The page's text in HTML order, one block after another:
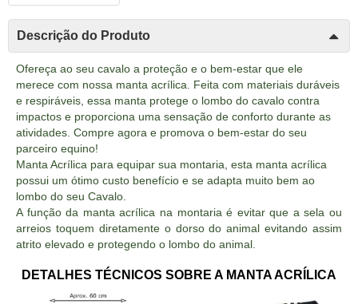
Descrição do Produto
Ofereça ao seu cavalo a proteção e o bem-estar que ele
merece com nossa manta acrílica. Feita com materiais duráveis
e respiráveis, essa manta protege o lombo do cavalo contra
impactos e proporciona uma sensação de conforto durante as
atividades. Compre agora e promova o bem-estar do seu
parceiro equino!
Manta Acrílica para equipar sua montaria, esta manta acrílica
possui um ótimo custo benefício e se adapta muito bem ao
lombo do seu Cavalo.
A função da manta acrílica na montaria é evitar que a sela ou
arreios toquem diretamente o dorso do animal evitando assim
atrito elevado e protegendo o lombo do animal.
DETALHES TÉCNICOS SOBRE A MANTA ACRÍLICA